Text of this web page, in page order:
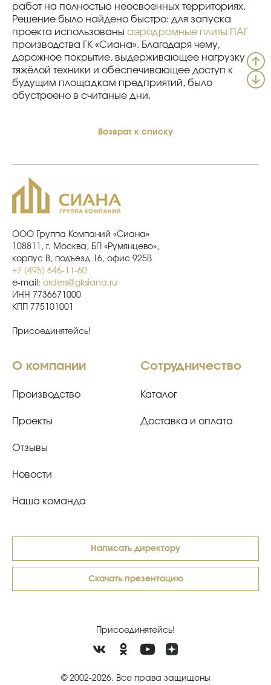
работ на полностью неосвоенных территориях.
Решение было найдено быстро: для запуска
проекта использованы аэродромные плиты ПАГ
производства ГК «Сиана». Благодаря чему,
дорожное покрытие, выдерживающее нагрузку
тяжёлой техники и обеспечивающее доступ к
будущим площадкам предприятий, было
обустроено в считаные дни.
Возврат к списку
ООО Группа Компаний «Сиана»
108811, г. Москва, БП «Румянцево»,
корпус В, подъезд 16, офис 925В
+7 (495) 646-11-60
e-mail: orders@gksiana.ru
ИНН 7736671000
КПП 775101001
Присоединятейсь!
О компании
Производство
Проекты
Отзывы
Новости
Наша команда
Сотрудничество
Каталог
Доставка и оплата
Написать директору
Скачать презентацию
Присоединятейсь!
© 2002-2026. Все права защищены